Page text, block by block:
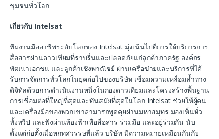
ชุมชนทั่วโลก
เกี่ยวกับ Intelsat
ทีมงานมืออาชีพระดับโลกของ Intelsat มุ่งเน้นไปที่การให้บริการการ
สื่อสารผ่านดาวเทียมที่ราบรื่นและปลอดภัยแก่ลูกค้าภาครัฐ องค์กร
พัฒนาเอกชน และลูกค้าเชิงพาณิชย์ ผ่านเครือข่ายและบริการที่ได้
รับการจัดการทั่วโลกในยุคต่อไปของบริษัท เชื่อมความเหลื่อมล้ำทาง
ดิจิทัลด้วยการดําเนินงานหนึ่งในกองดาวเทียมและโครงสร้างพื้นฐาน
การเชื่อมต่อที่ใหญ่ที่สุดและทันสมัยที่สุดในโลก Intelsat ช่วยให้ผู้คน
และเครื่องมือของพวกเขาสามารถพูดคุยผ่านมหาสมุทร มองเห็นทั่ว
ทั้งทวีป และฟังผ่านท้องฟ้าเพื่อสื่อสาร ร่วมมือ และอยู่ร่วมกัน นับ
ตั้งแต่ก่อตั้งเมื่อหกทศวรรษที่แล้ว บริษัท มีความหมายเหมือนกันกับ